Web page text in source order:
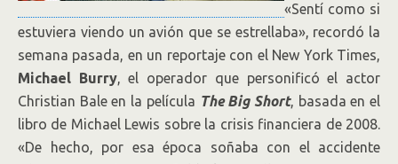
«Sentí como si
estuviera viendo un avión que se estrellaba», recordó la
semana pasada, en un reportaje con el New York Times,
Michael Burry, el operador que personificó el actor
Christian Bale en la película The Big Short, basada en el
libro de Michael Lewis sobre la crisis financiera de 2008.
«De hecho, por esa época soñaba con el accidente